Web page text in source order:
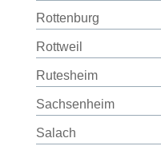
Rottenburg
Rottweil
Rutesheim
Sachsenheim
Salach